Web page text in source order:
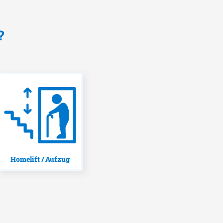
Homelift / Aufzug